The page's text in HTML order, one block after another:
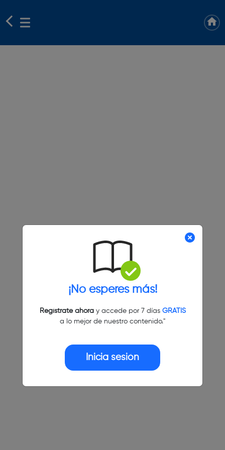
¡No esperes más!
Regístrate ahoray accede por 7 días GRATIS
a lo mejor de nuestro contenido."
Inicia sesión